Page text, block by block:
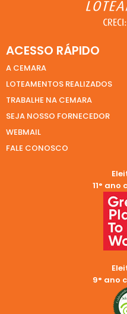
ACESSO RÁPIDO
A CEMARA
LOTEAMENTOS REALIZADOS
TRABALHE NA CEMARA
SEJA NOSSO FORNECEDOR
WEBMAIL
FALE CONOSCO
11° ano
9° ano